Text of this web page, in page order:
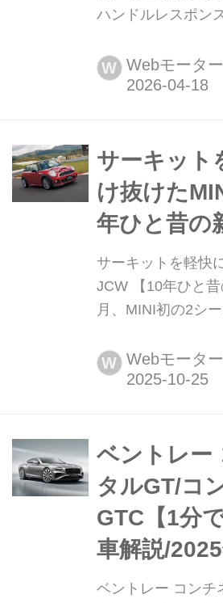
ハンドルレスポン
ベントレー コンチ
ビューしたのは、
したのに続き、ベ
代に入ったことを
た。ではその第2
だったのか。今回
W Webモータ
サーキット
け抜けた
年ひと昔の
サーキットを軽快
JCW 【10年ひと
月、MINI初の2シ
ン・クーパー・ワ
登場した。BMW
ンドとして絶大な
た。では...
W Webモータ
ベントレー
タルGT/コ
GTC【1分
車解説/2025
ベントレー コンチ